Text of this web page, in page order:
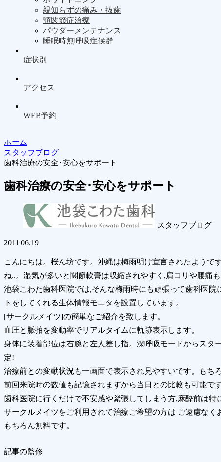
親知らずの痛み・抜歯
顎関節症治療
パウダーメンテナンス
睡眠時無呼吸症候群
症状別
アクセス
WEB予約
ホーム
スタッフブログ
歯科治療の安全･安心をサポート
歯科治療の安全･安心をサポート
スタッフブログ
2011.06.19
こんにちは。桜ん坊です。沖縄は梅雨明け宣言されたようで
ね..。湿気が多いと関節軟膏は収縮されやすく,肩コリや腰痛
池袋こわた歯科医院では,そんな梅雨時にも頑張って歯科医
トをしてくれる生体情報モニタを設置しています。
[サークルメイツ]の簡単なご紹介を致します。
血圧と脈拍を変動率でリアルタイムに軌跡表示します。
身体に装着部位は右腕と左人差し指。深呼吸モードからスタ
定!
治療前との変動状況も一画面で表示され見やすいです。もち
前回来院時の数値も記憶されますから当日との比較も可能です
歯科医院に行くだけで不安感や緊張してしまう方,麻酔前は特
サークルメイツをご利用されて治療ご希望の方は ご遠慮なく
もちろん無料です。
記事の監修